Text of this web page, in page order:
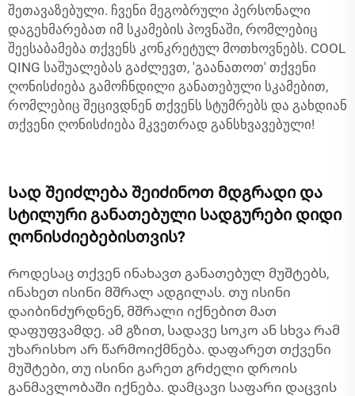
შეთავაზებული. ჩვენი მეგობრული პერსონალი
დაგეხმარებათ იმ სკამების პოვნაში, რომლებიც
შეესაბამება თქვენს კონკრეტულ მოთხოვნებს. COOL
QING საშუალებას გაძლევთ, 'გაანათოთ' თქვენი
ღონისძიება გამოჩნდილი განათებული სკამებით,
რომლებიც შეცივდნენ თქვენს სტუმრებს და გახდიან
თქვენი ღონისძიება მკვეთრად განსხვავებული!
Სად შეიძლება შეიძინოთ მდგრადი და
სტილური განათებული სადგურები დიდი
ღონისძიებებისთვის?
Როდესაც თქვენ ინახავთ განათებულ მუშტებს,
ინახეთ ისინი მშრალ ადგილას. თუ ისინი
დაიბინძურდნენ, მშრალი იქნებით მათ
დაფუფვამდე. ამ გზით, სადავე სოკო ან სხვა რამ
უხარისხო არ წარმოიქმნება. დაფარეთ თქვენი
მუშტები, თუ ისინი გარეთ გრძელი დროის
განმავლობაში იქნება. დამცავი საფარი დაცვის